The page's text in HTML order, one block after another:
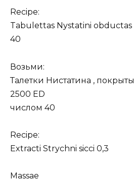
Recipe:
Tabulettas Nystatini
40
Возьми:
Талетки Нистатина ,
2500 ED
числом 40
Recipe:
Extracti Strychni sicci 0,3
Massae